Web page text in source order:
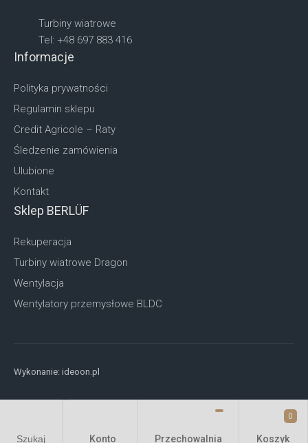
Szukaj Konto Przechowalnia
0
Koszyk
Turbiny wiatrowe
Tel: +48 697 883 416
Informacje
Polityka prywatności
Regulamin sklepu
Credit Agricole – Raty
Śledzenie zamówienia
Ulubione
Kontakt
Sklep BERLÜF
Rekuperacja
Turbiny wiatrowe Dragon
Wentylacja
Wentylatory przemysłowe BLDC
Wykonanie: ideoon.pl